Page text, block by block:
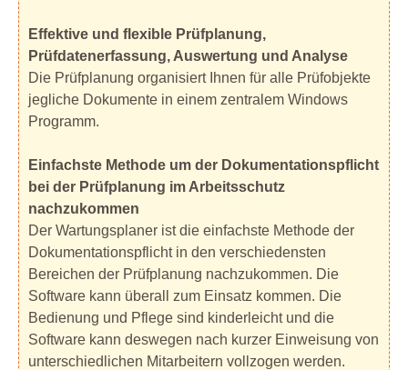
Effektive und flexible Prüfplanung,
Prüfdatenerfassung, Auswertung und Analyse
Die Prüfplanung organisiert Ihnen für alle Prüfobjekte
jegliche Dokumente in einem zentralem Windows
Programm.
Einfachste Methode um der Dokumentationspflicht
bei der Prüfplanung im Arbeitsschutz
nachzukommen
Der Wartungsplaner ist die einfachste Methode der
Dokumentationspflicht in den verschiedensten
Bereichen der Prüfplanung nachzukommen. Die
Software kann überall zum Einsatz kommen. Die
Bedienung und Pflege sind kinderleicht und die
Software kann deswegen nach kurzer Einweisung von
unterschiedlichen Mitarbeitern vollzogen werden.